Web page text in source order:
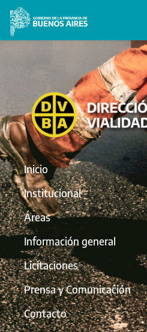
Inicio
Institucional
Áreas
Información general
Licitaciones
Prensa y Comunicación
Contacto